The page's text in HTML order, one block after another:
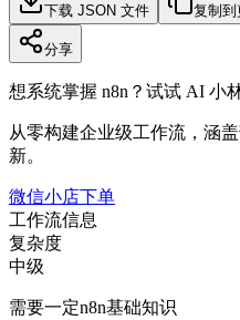
下载 JSON 文件 复制到
分享
想系统掌握 n8n？试试 AI 小
从零构建企业级工作流，涵
新。
微信小店下单
工作流信息
复杂度
中级
需要一定n8n基础知识